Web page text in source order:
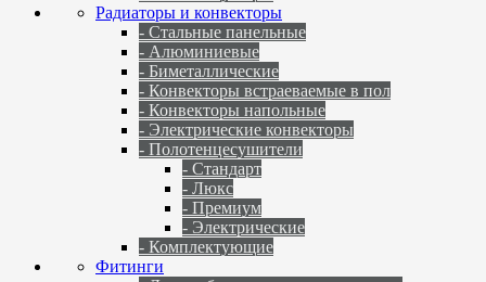
Радиаторы и конвекторы
- Стальные панельные
- Алюминиевые
- Биметаллические
- Конвекторы встраеваемые в пол
- Конвекторы напольные
- Электрические конвекторы
- Полотенцесушители
- Стандарт
- Люкс
- Премиум
- Электрические
- Комплектующие
Фитинги